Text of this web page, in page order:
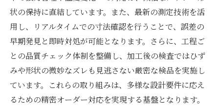
状の保持に直結しています。また、最新の測定技術を活
用し、リアルタイムでの寸法確認を行うことで、誤差の
早期発見と即時対処が可能となります。さらに、工程ご
との品質チェック体制を整備し、加工後の検査ではひず
みや形状の微妙なズレも見逃さない厳密な検品を実施し
ています。これらの取り組みは、多様な設計要件に応え
るための精密オーダー対応を実現する基盤となります。